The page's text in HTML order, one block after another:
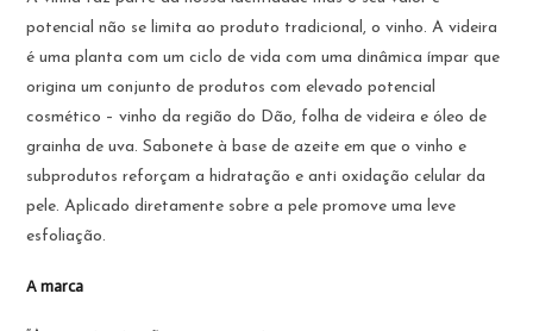
potencial não se limita ao produto tradicional, o vinho. A videira
é uma planta com um ciclo de vida com uma dinâmica ímpar que
origina um conjunto de produtos com elevado potencial
cosmético – vinho da região do Dão, folha de videira e óleo de
grainha de uva. Sabonete à base de azeite em que o vinho e
subprodutos reforçam a hidratação e anti oxidação celular da
pele. Aplicado diretamente sobre a pele promove uma leve
esfoliação.
A marca